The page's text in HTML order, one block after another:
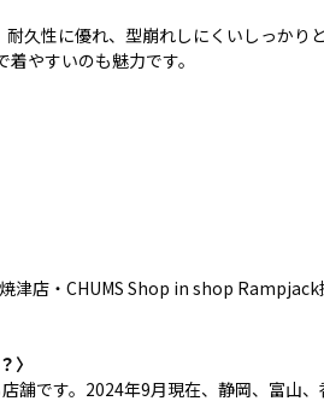
久性に優れ、型崩れしにくいしっかり
やすいのも魅力です。
津店・CHUMS Shop in shop
〉
舗です。2024年9月現在、静岡、富山